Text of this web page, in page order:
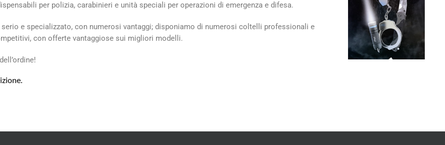
per polizia, carabinieri e unità speciali per operazioni di emergenza e difesa.
e specializzato, con numerosi vantaggi; disponiamo di numerosi coltelli professionali e
con offerte vantaggiose sui migliori modelli.